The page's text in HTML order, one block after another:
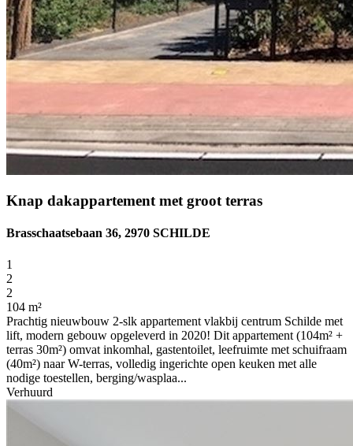
Knap dakappartement met groot terras
Brasschaatsebaan 36, 2970 SCHILDE
1
2
2
104 m²
Prachtig nieuwbouw 2-slk appartement vlakbij centrum Schilde met
lift, modern gebouw opgeleverd in 2020! Dit appartement (104m² +
terras 30m²) omvat inkomhal, gastentoilet, leefruimte met schuifraam
(40m²) naar W-terras, volledig ingerichte open keuken met alle
nodige toestellen, berging/wasplaa...
Verhuurd